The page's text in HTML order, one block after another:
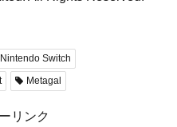
Nintendo Switch
Metagal
リンク